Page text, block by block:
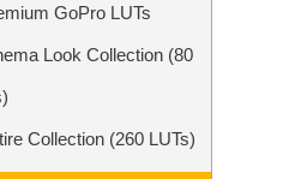
GoPro LUTs
Look Collection (80
Collection (260 LUTs)